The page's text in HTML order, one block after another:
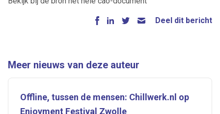
Deel dit bericht
Meer nieuws van deze auteur
Offline, tussen de mensen: Chillwerk.nl op
Enjoyment Festival Zwolle